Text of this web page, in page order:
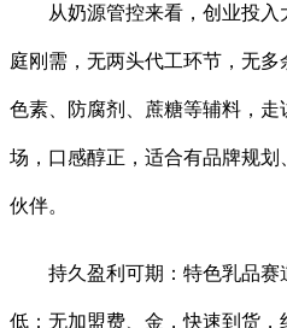
从奶源管控来看，创业投入
庭刚需，无两头代工环节，无多
色素、防腐剂、蔗糖等辅料，走
场，口感醇正，适合有品牌规
伙伴。
持久盈利可期：特色乳品赛
低：无加盟费、金，快速到货